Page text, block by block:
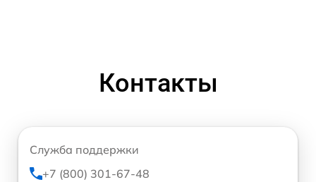
Контакты
Служба поддержки
+7 (800) 301-67-48